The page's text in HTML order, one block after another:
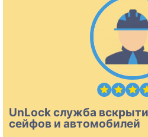
UnLock служба
сейфов и автомобилей